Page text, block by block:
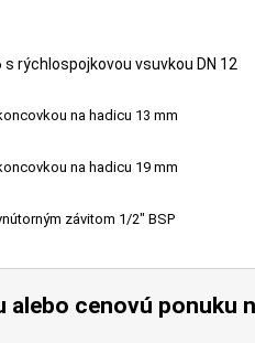
s rýchlospojkovou vsuvkou DN 12
na hadicu 13 mm
na hadicu 19 mm
závitom 1/2" BSP
cenovú ponuku